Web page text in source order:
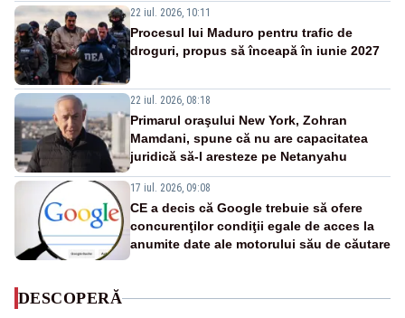
22 iul. 2026, 10:11
Procesul lui Maduro pentru trafic de
droguri, propus să înceapă în iunie 2027
22 iul. 2026, 08:18
Primarul oraşului New York, Zohran
Mamdani, spune că nu are capacitatea
juridică să-l aresteze pe Netanyahu
17 iul. 2026, 09:08
CE a decis că Google trebuie să ofere
concurenţilor condiţii egale de acces la
anumite date ale motorului său de căutare
DESCOPERĂ